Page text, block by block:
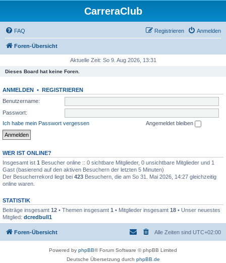
CarreraClub
FAQ Anmelden
Registrieren
Foren-Übersicht
Aktuelle Zeit: So 9. Aug 2026, 13:31
Dieses Board hat keine Foren.
ANMELDEN • REGISTRIEREN
Benutzername:
Passwort:
Ich habe mein Passwort vergessen
Angemeldet bleiben
WER IST ONLINE?
Insgesamt ist 1 Besucher online :: 0 sichtbare Mitglieder, 0 unsichtbare Mitglieder und 1
Gast (basierend auf den aktiven Besuchern der letzten 5 Minuten)
Der Besucherrekord liegt bei 423 Besuchern, die am So 31. Mai 2026, 14:27 gleichzeitig
online waren.
STATISTIK
Beiträge insgesamt 12 • Themen insgesamt 1 • Mitglieder insgesamt 18 • Unser neuestes
Mitglied: dcredbull1
Foren-Übersicht Alle Zeiten sind UTC+02:00
Powered by phpBB® Forum Software © phpBB Limited
Deutsche Übersetzung durch phpBB.de